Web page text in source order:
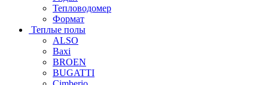
Тепловодомер
Формат
Теплые полы
ALSO
Baxi
BROEN
BUGATTI